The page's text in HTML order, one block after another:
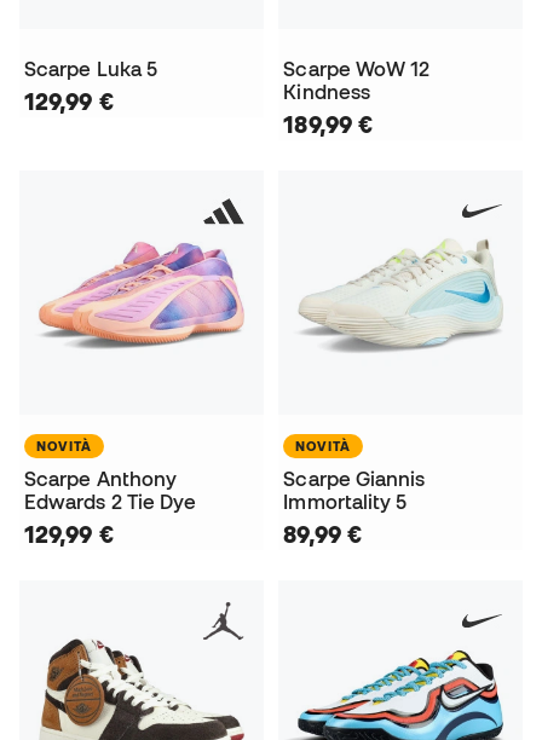
Scarpe Luka 5
129,99 €
Scarpe WoW 12
Kindness
189,99 €
NOVITÀ
Scarpe Anthony
Edwards 2 Tie Dye
129,99 €
NOVITÀ
Scarpe Giannis
Immortality 5
89,99 €